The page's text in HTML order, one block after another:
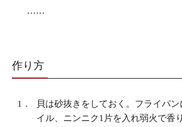
作り方
1．
貝は砂抜きをしておく。フライパ
イル、ニンニク1片を入れ弱火で香